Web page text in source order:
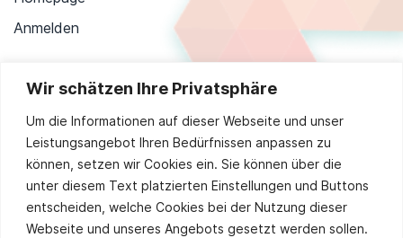
Wir schätzen Ihre Privatsphäre
Um die Informationen auf dieser Webseite und unser
Leistungsangebot Ihren Bedürfnissen anpassen zu
können, setzen wir Cookies ein. Sie können über die
unter diesem Text platzierten Einstellungen und Buttons
entscheiden, welche Cookies bei der Nutzung dieser
Webseite und unseres Angebots gesetzt werden sollen.
Anmelden
Sie stimmen unserer Datenschutzpolitik
zu.
Alternative: